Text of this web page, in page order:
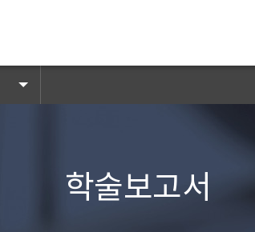
입찰공고 수중유산 신
학술보고서